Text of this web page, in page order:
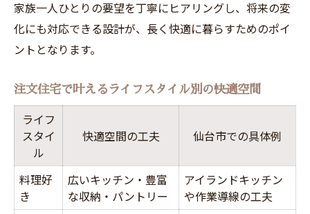
家族一人ひとりの要望を丁寧にヒアリングし、将来の変
化にも対応できる設計が、長く快適に暮らすためのポイ
ントとなります。
注文住宅で叶えるライフスタイル別の快適空間
ライフ
スタイ
ル
快適空間の工夫 仙台市での具体例
料理好
き
広いキッチン・豊富
な収納・パントリー
アイランドキッチン
や作業導線の工夫